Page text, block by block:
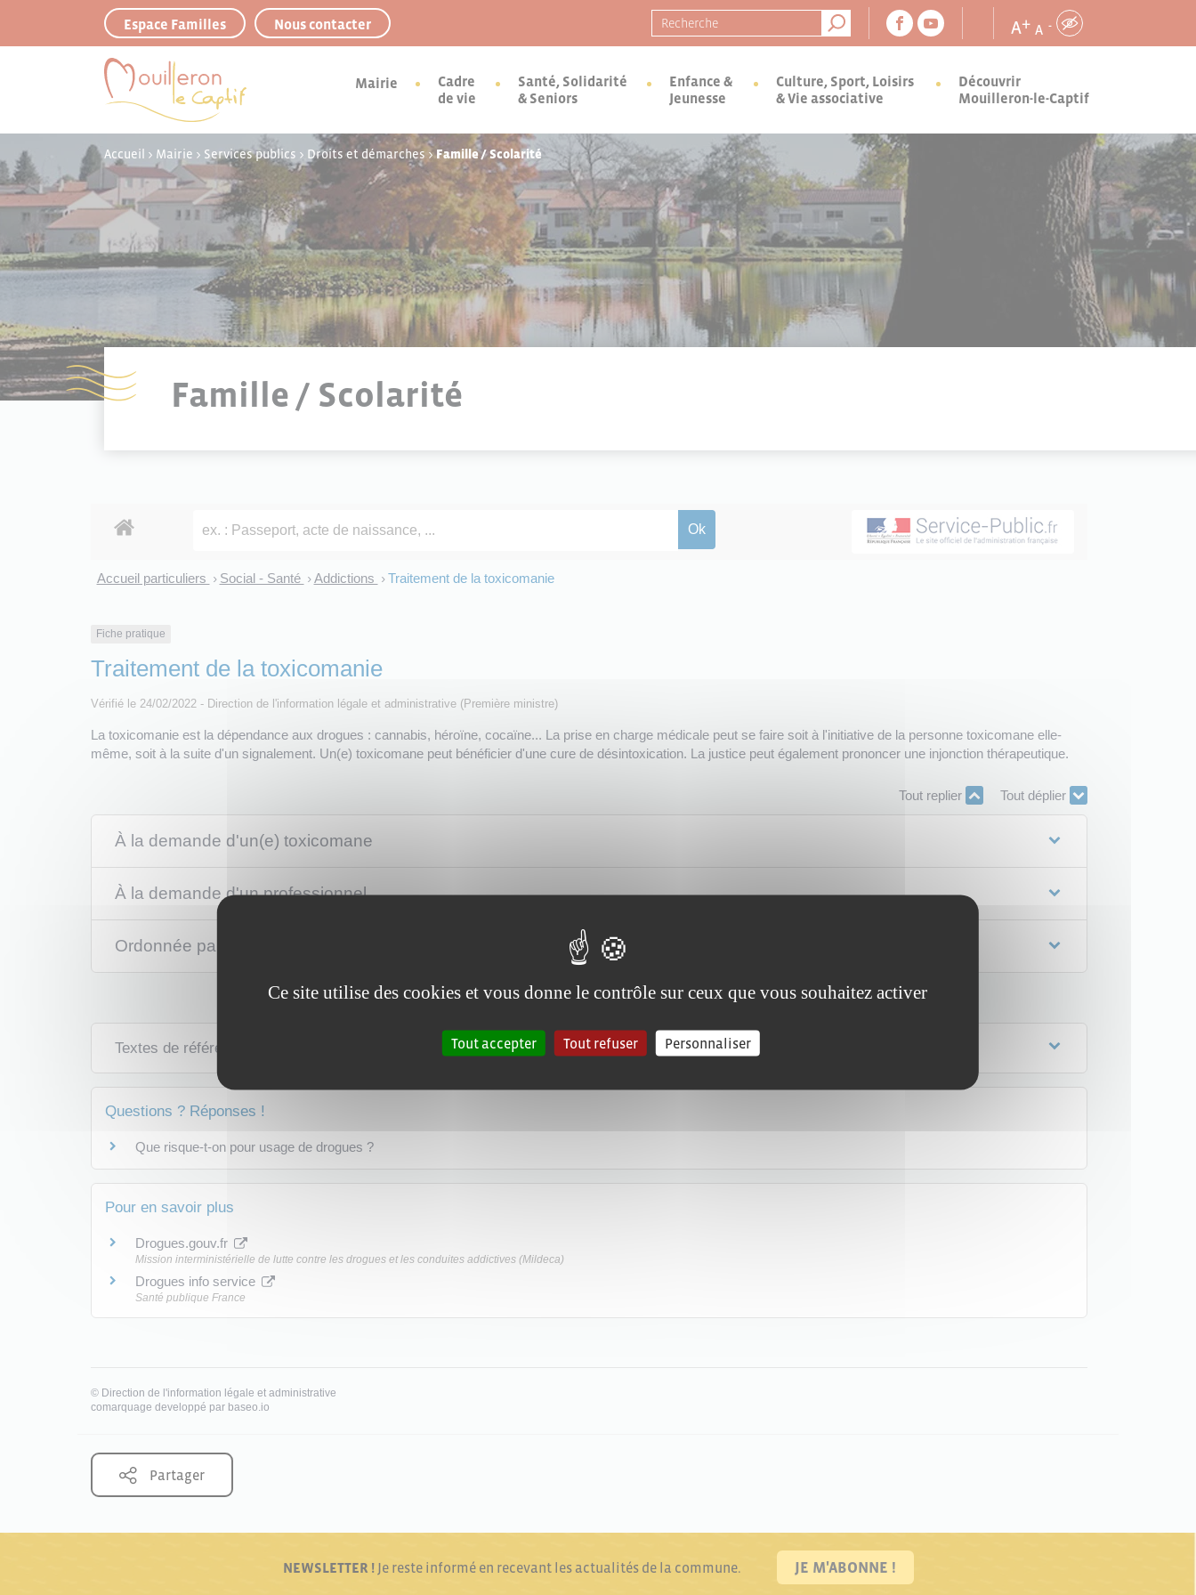
Espace Familles Nous contacter Recherche pour : A+ A -
Mairie
Cadre
de vie
Santé, Solidarité
& Seniors
Enfance &
Jeunesse
Culture, Sport, Loisirs
& Vie associative
Découvrir
Mouilleron-le-Captif
Accueil > Mairie > Services publics > Droits et démarches >Famille / Scolarité
Famille / Scolarité
Accueil particuliers > Social - Santé > Addictions > Traitement de la toxicomanie
Fiche pratique
Traitement de la toxicomanie
Vérifié le 24/02/2022 - Direction de l'information légale et administrative (Première ministre)
La toxicomanie est la dépendance aux drogues : cannabis, héroïne, cocaïne... La prise en charge médicale peut se faire soit à l'initiative de la personne toxicomane elle-
même, soit à la suite d'un signalement. Un(e) toxicomane peut bénéficier d'une cure de désintoxication. La justice peut également prononcer une injonction thérapeutique.
Tout replier Tout déplier
À la demande d'un(e) toxicomane
À la demande d'un professionnel
Ordonnée par la justice (injonction thérapeutique)
Textes de référence
Questions ? Réponses !
Que risque-t-on pour usage de drogues ?
Pour en savoir plus
Drogues.gouv.fr
Mission interministérielle de lutte contre les drogues et les conduites addictives (Mildeca)
Drogues info service
Santé publique France
© Direction de l'information légale et administrative
comarquage developpé par baseo.io
Partager
NEWSLETTER !Je reste informé en recevant les actualités de la commune. JE M'ABONNE !
Panneau de gestion des cookies
Ce site utilise des cookies et vous donne le contrôle sur ceux que vous souhaitez activer
Tout accepter Tout refuser Personnaliser